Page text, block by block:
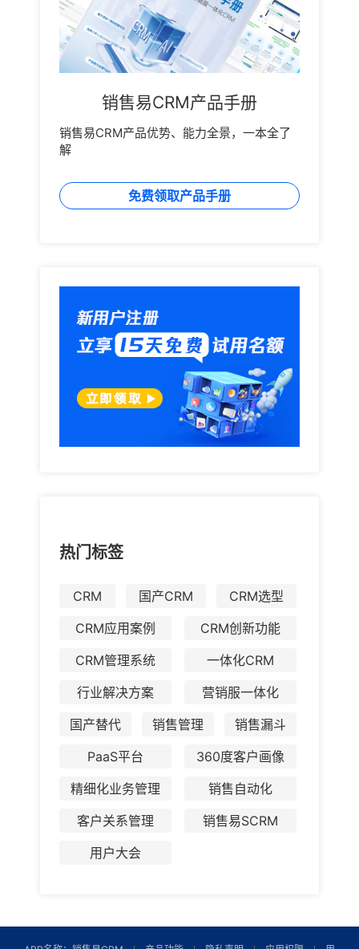
销售易CRM产品手册
销售易CRM产品优势、能力全景，一本全了
解
CRM应用案例
CRM创新功能
CRM管理系统
一体化CRM
行业解决方案
营销服一体化
国产替代
销售管理
销售漏斗
PaaS平台
360度客户画像
精细化业务管理
销售自动化
客户关系管理
销售易SCRM
用户大会
APP名称：销售易CRM 产品功能 隐私声明 应用权限
用